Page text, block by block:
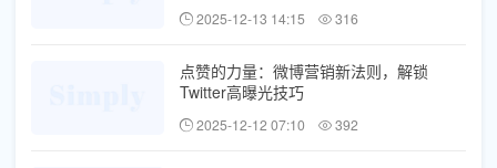
2025-12-13 14:15 316
点赞的力量：微博营销新法则，解锁
Twitter高曝光技巧
2025-12-12 07:10 392